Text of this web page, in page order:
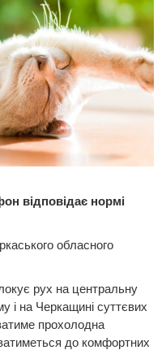
відповідає нормі
обласного
рух на центральну
і на Черкащині суттєвих
прохолодна
до комфортних